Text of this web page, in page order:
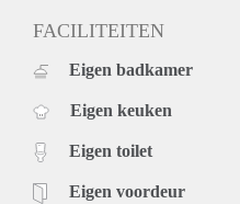
FACILITEITEN
Eigen badkamer
Eigen keuken
Eigen toilet
Eigen voordeur